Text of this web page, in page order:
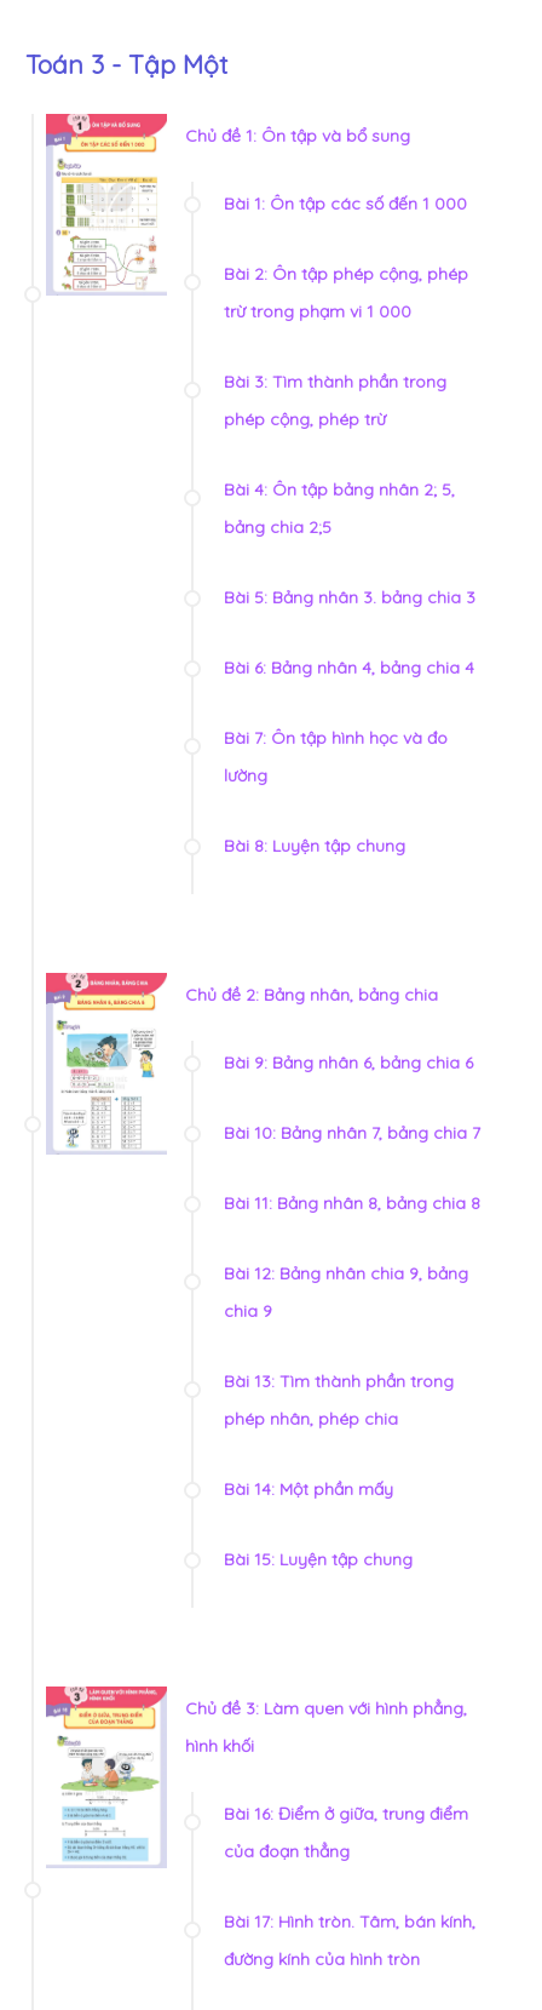
Toán 3 - Tập Một
Chủ đề 1: Ôn tập và bổ sung
Bài 1: Ôn tập các số đến 1 000
Bài 2: Ôn tập phép cộng, phép
trừ trong phạm vi 1 000
Bài 3: Tìm thành phần trong
phép cộng, phép trừ
Bài 4: Ôn tập bảng nhân 2; 5,
bảng chia 2;5
Bài 5: Bảng nhân 3. bảng chia 3
Bài 6: Bảng nhân 4, bảng chia 4
Bài 7: Ôn tập hình học và đo
lường
Bài 8: Luyện tập chung
Chủ đề 2: Bảng nhân, bảng chia
Bài 9: Bảng nhân 6, bảng chia 6
Bài 10: Bảng nhân 7, bảng chia 7
Bài 11: Bảng nhân 8, bảng chia 8
Bài 12: Bảng nhân chia 9, bảng
chia 9
Bài 13: Tìm thành phần trong
phép nhân, phép chia
Bài 14: Một phần mấy
Bài 15: Luyện tập chung
Chủ đề 3: Làm quen với hình phẳng,
hình khối
Bài 16: Điểm ở giữa, trung điểm
của đoạn thẳng
Bài 17: Hình tròn. Tâm, bán kính,
đường kính của hình tròn